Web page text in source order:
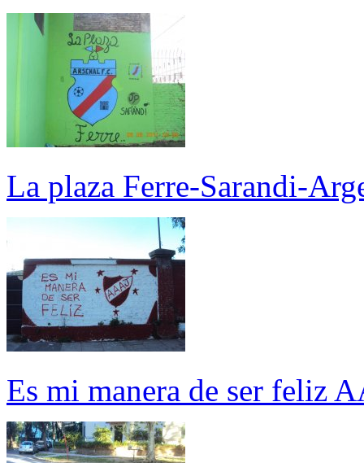
La plaza Ferre-Sarandi-
Es mi manera de ser feliz